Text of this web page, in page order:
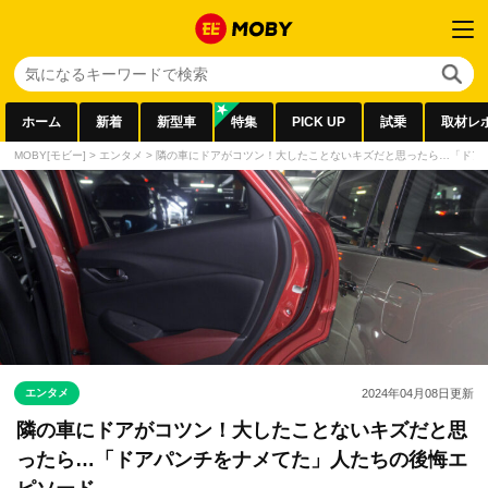
ホーム 新着 新型車 特集 PICK UP 試乗 取材レ
MOBY[モビー] > エンタメ > 隣の車にドアがコツン！大したことないキズだと思ったら…「ドア
エンタメ 2024年04月08日更新
隣の車にドアがコツン！大したことないキズだと思
ったら…「ドアパンチをナメてた」人たちの後悔エ